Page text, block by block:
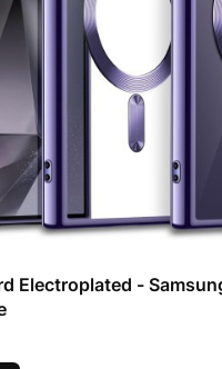
Electroplated -